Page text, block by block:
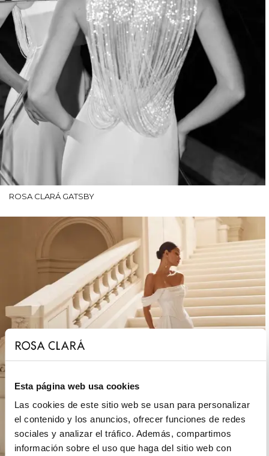
Esta página web usa cookies
Las cookies de este sitio web se usan para personalizar
el contenido y los anuncios, ofrecer funciones de redes
sociales y analizar el tráfico. Además, compartimos
información sobre el uso que haga del sitio web con
ROSA CLARÁ GATSBY